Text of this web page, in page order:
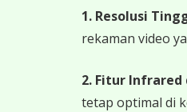
1. Resolusi
rekaman video
2. Fitur Infrared
tetap optimal di